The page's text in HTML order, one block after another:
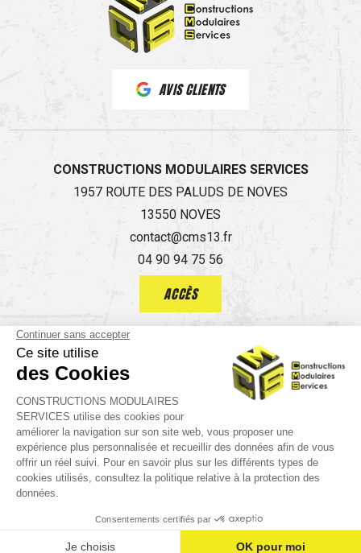
mail
CONTACT
AVIS CLIENTS
CONSTRUCTIONS MODULAIRES SERVICES
1957 ROUTE DES PALUDS DE NOVES
13550 NOVES
contact@cms13.fr
04 90 94 75 56
ACCÈS
Informations complémentaires
Politique de confidentialité